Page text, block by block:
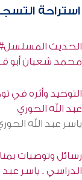
استراحة
الحديث
محمد شعبان أبو
التوحيد وأثره في
عبد الله الحوري
ياسر عبد الله
رسائل وتوصيات
الدراسي . ياسر عبد